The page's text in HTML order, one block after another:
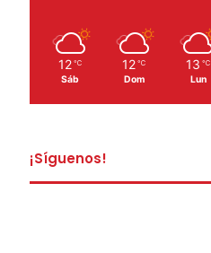
12 ℃
Sáb
12 ℃
Dom
13 ℃
Lun
¡Síguenos!